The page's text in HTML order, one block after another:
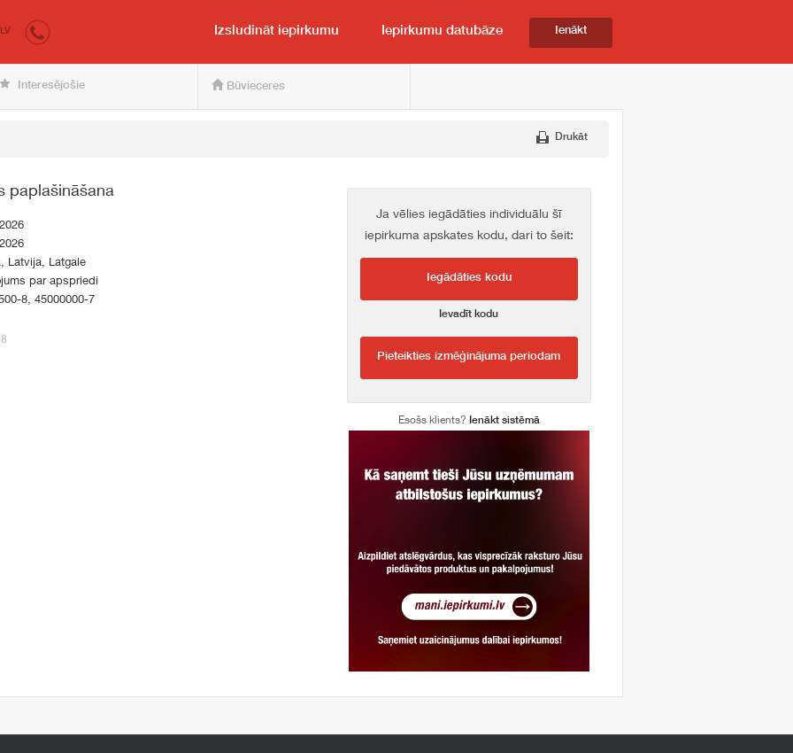
pircējam un pārdevējam
LV Izsludināt iepirkumu Iepirkumu datubāze Ienākt
Interesējošie Būvieceres
Drukāt
paplašināšana
Latvija, Latgale
par apspriedi
8, 45000000-7
Ja vēlies iegādāties individuālu šī
iepirkuma apskates kodu, dari to šeit:
Iegādāties kodu
Ievadīt kodu
Pieteikties izmēģinājuma periodam
Esošs klients? Ienākt sistēmā